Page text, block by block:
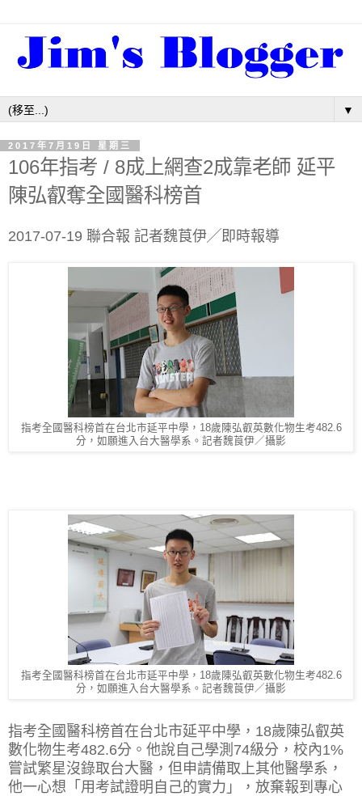
▼
2017年7月19日 星期三
106年指考 / 8成上網查2成靠老師 延平
陳弘叡奪全國醫科榜首
2017-07-19 聯合報 記者魏莨伊╱即時報導
指考全國醫科榜首在台北市延平中學，18歲陳弘叡英數化物生考482.6
分，如願進入台大醫學系。記者魏莨伊／攝影
指考全國醫科榜首在台北市延平中學，18歲陳弘叡英數化物生考482.6
分，如願進入台大醫學系。記者魏莨伊／攝影
指考全國醫科榜首在台北市延平中學，18歲陳弘叡英
數化物生考482.6分。他說自己學測74級分，校內1%
嘗試繁星沒錄取台大醫，但申請備取上其他醫學系，
他一心想「用考試證明自己的實力」，放棄報到專心